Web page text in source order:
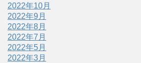
2022年10月
2022年9月
2022年8月
2022年7月
2022年5月
2022年3月